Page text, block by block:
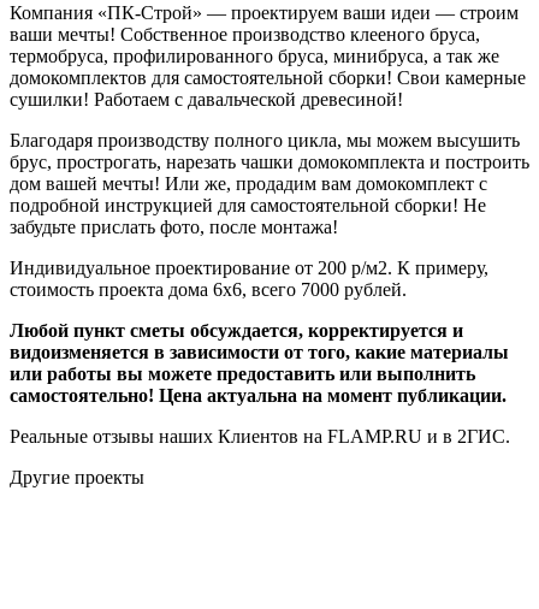
Компания «ПК-Строй» — проектируем ваши идеи — строим
ваши мечты! Собственное производство клееного бруса,
термобруса, профилированного бруса, минибруса, а так же
домокомплектов для самостоятельной сборки! Свои камерные
сушилки! Работаем с давальческой древесиной!
Благодаря производству полного цикла, мы можем высушить
брус, прострогать, нарезать чашки домокомплекта и построить
дом вашей мечты! Или же, продадим вам домокомплект с
подробной инструкцией для самостоятельной сборки! Не
забудьте прислать фото, после монтажа!
Индивидуальное проектирование от 200 р/м2. К примеру,
стоимость проекта дома 6х6, всего 7000 рублей.
Любой пункт сметы обсуждается, корректируется и
видоизменяется в зависимости от того, какие материалы
или работы вы можете предоставить или выполнить
самостоятельно! Цена актуальна на момент публикации.
Реальные отзывы наших Клиентов на FLAMP.RU и в 2ГИС.
Другие проекты